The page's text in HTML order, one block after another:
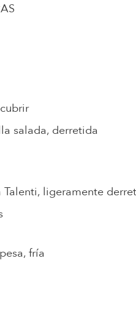
salada, derretida
ligeramente
fría